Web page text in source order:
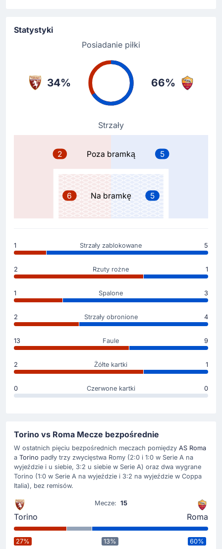
Zmiana zawodnika
Zakaria Aboukhlal
Marcus Holmgren Pedersen
Marcus Holmgren Pedersen zmienia Zakaria Aboukhlal
na Stadio Olimpico Grande Torino.
26' Gol !
Paulo Dybala(Asysta)
Gol! Donyell Malen zdobywa bramkę dla swojej
prowadzenie.
Mario Hermoso
Mario Hermoso ustępuje miejsca na boisku dla Daniele
9'
Ardian Ismajli
Ardian Ismajli otrzymuje żółtą kartkę. Od tego momentu
musi grać ostrożniej.
Rozpoczecie spotkania
Statystyki
Posiadanie piłki
34% 66%
Strzały
2 Poza bramką 5
6 Na bramkę 5
1 Strzały zablokowane 5
2 Rzuty rożne 1
1 Spalone 3
2 Strzały obronione 4
13 Faule 9
2 Żółte kartki 1
0 Czerwone kartki 0
Torino vs Roma Mecze bezpośrednie
W ostatnich pięciu bezpośrednich meczach pomiędzy AS Roma
a Torino padły trzy zwycięstwa Romy (2:0 i 1:0 w Serie A na
wyjeździe i u siebie, 3:2 u siebie w Serie A) oraz dwa wygrane
Torino (1:0 w Serie A na wyjeździe i 3:2 na wyjeździe w Coppa
Italia), bez remisów.
Torino
Mecze: 15
Roma
27%
13%
60%